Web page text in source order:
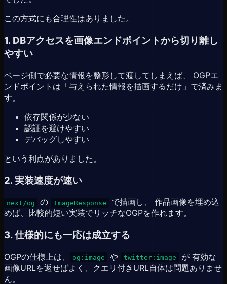
この方式にも合理性はありました。
1. DBアクセスを画像エンドポイントから切り離し
やすい
ページ側で必要な情報を整形して渡してしまえば、 OGPエ
ンドポイントは「与えられた情報を描画するだけ」で済みま
す。
依存関係が少ない
認証を避けやすい
デバッグしやすい
という利点がありました。
2. 実装速度が速い
next/og の ImageResponse
で描画し、 作品画像を埋め込
めば、比較的短い実装でリッチなOGPを作れます。
3. 仕様的にも一応は成立する
OGPの仕様上は、 og:image や twitter:image
が 有効な
画像URLを返せばよく、クエリ付きURL自体は問題ありませ
ん。